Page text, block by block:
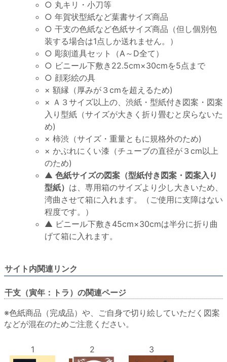
○ 丸キリ・小刀等
○ 年賀状型紙など葉書サイズ商品
○ 干支の色紙など色紙サイズ商品（但し個別包
装する場合は1点しか送れません。）
○ 彫刻道具セット（A～D全て）
○ ビニール下敷き22.5cm×30cmを5点まで
○ 顔彩絵の具
× 額縁（厚みが３cmを超えるため)
× Ａ３サイズ以上の、渋紙・型紙付き図案・図案
入り型紙（サイズが大きく折り畳むと戻らないた
め)
× 柿渋（サイズ・重量ともに規格外のため)
× かぶれにくい漆（チューブの直径が３cm以上
のため)
▲ 色紙サイズの図案（型紙付き図案・図案入り
型紙） は、専用箱のサイズより少し大きいため、
湾曲させて箱に入れます。（ご使用に支障はない
程度です。）
▲ ビニール下敷き45cm×30cmは半分に折り曲
げて箱に入れます。
サイト内関連リンク
干支（寅年：トラ）の関連ページ
※色紙商品（完成品）や、ご自身で切り絵していただく図案
などが混在のためご注意ください。
1 2 3